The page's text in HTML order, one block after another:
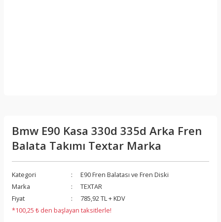
Bmw E90 Kasa 330d 335d Arka Fren
Balata Takımı Textar Marka
Kategori
E90 Fren Balatası ve Fren Diski
Marka
TEXTAR
Fiyat
785,92 TL + KDV
*100,25 ₺ den başlayan taksitlerle!